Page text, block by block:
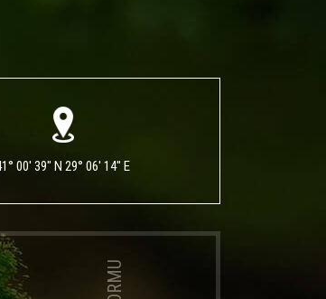
00' 39" N 29° 06' 14" E